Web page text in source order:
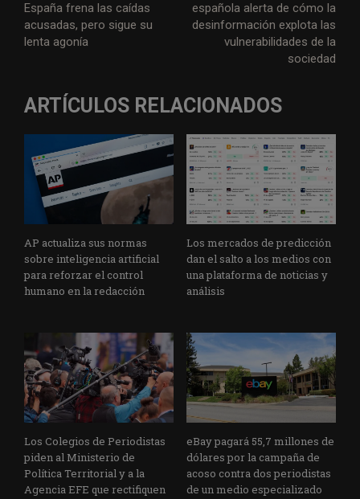
España frena las caídas
acusadas, pero sigue su
lenta agonía
española alerta de cómo la
desinformación explota las
vulnerabilidades de la
sociedad
ARTÍCULOS RELACIONADOS
AP actualiza sus normas
sobre inteligencia artificial
para reforzar el control
humano en la redacción
Los mercados de predicción
dan el salto a los medios con
una plataforma de noticias y
análisis
Los Colegios de Periodistas
piden al Ministerio de
Política Territorial y a la
Agencia EFE que rectifiquen
eBay pagará 55,7 millones de
dólares por la campaña de
acoso contra dos periodistas
de un medio especializado